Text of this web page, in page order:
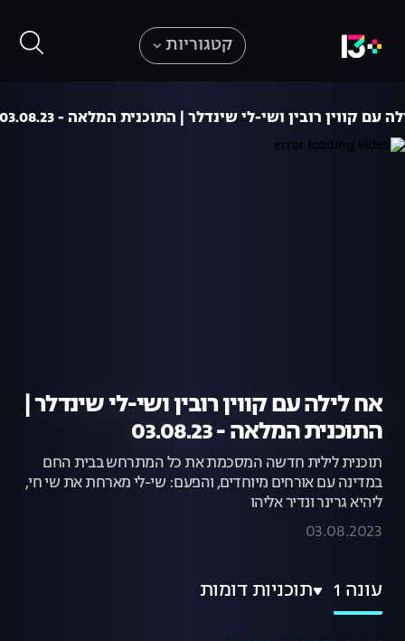
קטגוריות
עם קווין רובין ושי-לי שינדלר | התוכנית המלאה - 03.08.23
אח לילה עם קווין רובין ושי-לי שינדלר |
התוכנית המלאה - 03.08.23
תוכנית לילית חדשה המסכמת את כל המתרחש בבית החם
במדינה עם אורחים מיוחדים, והפעם: שי-לי מארחת את שי חי,
ליהיא גרינר ונדיר אליהו
03.08.2023
עונה 1 תוכניות דומות